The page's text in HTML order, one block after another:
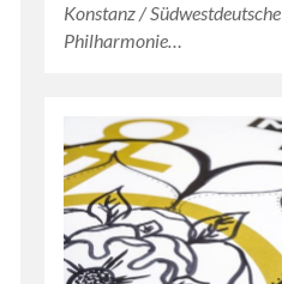
Konstanz / Südwestdeutsche
Philharmonie…